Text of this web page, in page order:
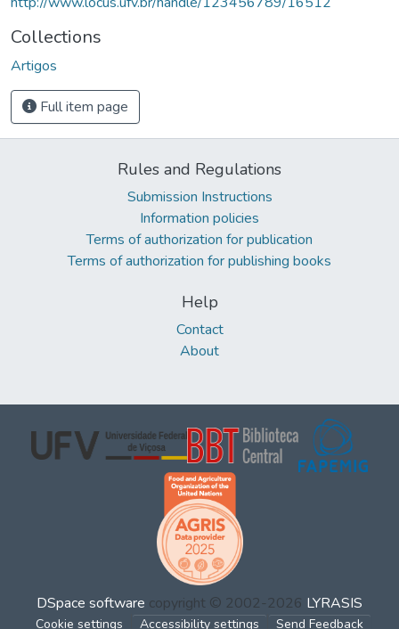
Collections
Artigos
Full item page
Rules and Regulations
Submission Instructions
Information policies
Terms of authorization for publication
Terms of authorization for publishing books
Help
Contact
About
DSpace software copyright © 2002-2026 LYRASIS
Cookie settings Accessibility settings Send Feedback